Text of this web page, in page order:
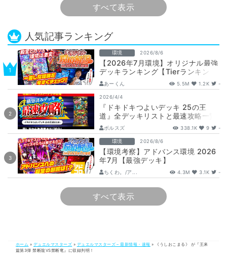
すべて表示
人気記事ランキング
環境 2026/8/6
【2026年7月環境】オリジナル最強
デッキランキング【Tierランキン
グ】
あーくん 5.5M 1.2K -
2026/4/4
『ドキドキつよいデッキ 25の王
道』全デッキリストと最速攻略一覧
【DM26-SD1】
ボルスズ 338.1K 9 -
環境 2026/8/6
【環境考察】アドバンス環境 2026
年7月【最強デッキ】
ちくわ。/ア... 4.3M 3.1K -
すべて表示
ホーム » デュエルマスターズ » デュエルマスターズ – 最新情報・速報 »
《うしおこまる》 が『王来
篇第3弾 禁断龍VS禁断竜』に収録判明！